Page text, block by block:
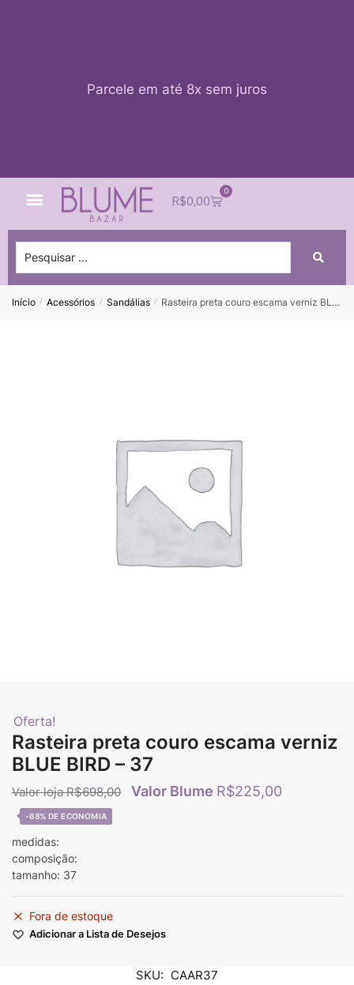
Parcele em até 8x sem juros
R$0,00
0
Início / Acessórios / Sandálias / Rasteira preta couro escama verniz BLUE BIRD – 37
Oferta!
Rasteira preta couro escama verniz
BLUE BIRD – 37
R$698,00 R$225,00
-68%
medidas:
composição:
tamanho: 37
Fora de estoque
Adicionar a Lista de Desejos
SKU: CAAR37